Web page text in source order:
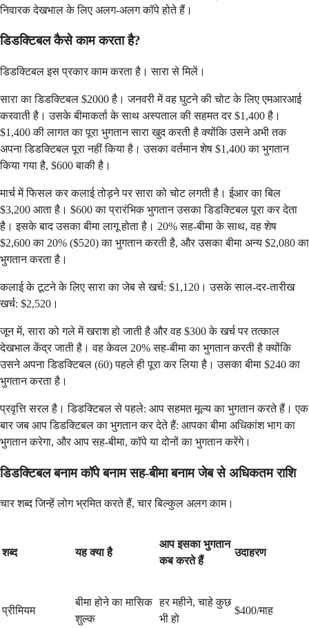
निवारक देखभाल के लिए अलग-अलग कॉपे होते हैं।
डिडक्टिबल कैसे काम करता है?
डिडक्टिबल इस प्रकार काम करता है। सारा से मिलें।
सारा का डिडक्टिबल $2000 है। जनवरी में वह घुटने की चोट के लिए एमआरआई
करवाती है। उसके बीमाकर्ता के साथ अस्पताल की सहमत दर $1,400 है।
$1,400 की लागत का पूरा भुगतान सारा खुद करती है क्योंकि उसने अभी तक
अपना डिडक्टिबल पूरा नहीं किया है। उसका वर्तमान शेष $1,400 का भुगतान
किया गया है, $600 बाकी है।
मार्च में फिसल कर कलाई तोड़ने पर सारा को चोट लगती है। ईआर का बिल
$3,200 आता है। $600 का प्रारंभिक भुगतान उसका डिडक्टिबल पूरा कर देता
है। इसके बाद उसका बीमा लागू होता है। 20% सह-बीमा के साथ, वह शेष
$2,600 का 20% ($520) का भुगतान करती है, और उसका बीमा अन्य $2,080 का
भुगतान करता है।
कलाई के टूटने के लिए सारा का जेब से खर्च: $1,120। उसके साल-दर-तारीख
खर्च: $2,520।
जून में, सारा को गले में खराश हो जाती है और वह $300 के खर्च पर तत्काल
देखभाल केंद्र जाती है। वह केवल 20% सह-बीमा का भुगतान करती है क्योंकि
उसने अपना डिडक्टिबल (60) पहले ही पूरा कर लिया है। उसका बीमा $240 का
भुगतान करता है।
प्रवृत्ति सरल है। डिडक्टिबल से पहले: आप सहमत मूल्य का भुगतान करते हैं। एक
बार जब आप डिडक्टिबल का भुगतान कर देते हैं: आपका बीमा अधिकांश भाग का
भुगतान करेगा, और आप सह-बीमा, कॉपे या दोनों का भुगतान करेंगे।
डिडक्टिबल बनाम कॉपे बनाम सह-बीमा बनाम जेब से अधिकतम राशि
चार शब्द जिन्हें लोग भ्रमित करते हैं, चार बिल्कुल अलग काम।
शब्द यह क्या है
आप इसका भुगतान
कब करते हैं
उदाहरण
प्रीमियम
बीमा होने का मासिक
शुल्क
हर महीने, चाहे कुछ
भी हो
$400/माह